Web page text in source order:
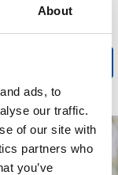
About
ads, to
our traffic.
of our site with
partners who
you’ve